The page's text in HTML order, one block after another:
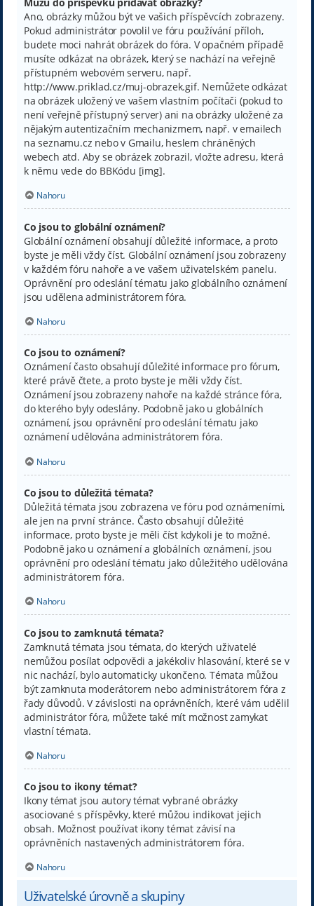
Ano, obrázky můžou být ve vašich příspěvcích zobrazeny.
Pokud administrátor povolil ve fóru používání příloh,
budete moci nahrát obrázek do fóra. V opačném případě
musíte odkázat na obrázek, který se nachází na veřejně
přístupném webovém serveru, např.
http://www.priklad.cz/muj-obrazek.gif. Nemůžete odkázat
na obrázek uložený ve vašem vlastním počítači (pokud to
není veřejně přístupný server) ani na obrázky uložené za
nějakým autentizačním mechanizmem, např. v emailech
na seznamu.cz nebo v Gmailu, heslem chráněných
webech atd. Aby se obrázek zobrazil, vložte adresu, která
k němu vede do BBKódu [img].
Nahoru
Co jsou to globální oznámení?
Globální oznámení obsahují důležité informace, a proto
byste je měli vždy číst. Globální oznámení jsou zobrazeny
v každém fóru nahoře a ve vašem uživatelském panelu.
Oprávnění pro odeslání tématu jako globálního oznámení
jsou udělena administrátorem fóra.
Nahoru
Co jsou to oznámení?
Oznámení často obsahují důležité informace pro fórum,
které právě čtete, a proto byste je měli vždy číst.
Oznámení jsou zobrazeny nahoře na každé stránce fóra,
do kterého byly odeslány. Podobně jako u globálních
oznámení, jsou oprávnění pro odeslání tématu jako
oznámení udělována administrátorem fóra.
Nahoru
Co jsou to důležitá témata?
Důležitá témata jsou zobrazena ve fóru pod oznámeními,
ale jen na první stránce. Často obsahují důležité
informace, proto byste je měli číst kdykoli je to možné.
Podobně jako u oznámení a globálních oznámení, jsou
oprávnění pro odeslání tématu jako důležitého udělována
administrátorem fóra.
Nahoru
Co jsou to zamknutá témata?
Zamknutá témata jsou témata, do kterých uživatelé
nemůžou posílat odpovědi a jakékoliv hlasování, které se v
nic nachází, bylo automaticky ukončeno. Témata můžou
být zamknuta moderátorem nebo administrátorem fóra z
řady důvodů. V závislosti na oprávněních, které vám udělil
administrátor fóra, můžete také mít možnost zamykat
vlastní témata.
Nahoru
Co jsou to ikony témat?
Ikony témat jsou autory témat vybrané obrázky
asociované s příspěvky, které můžou indikovat jejich
obsah. Možnost používat ikony témat závisí na
oprávněních nastavených administrátorem fóra.
Nahoru
Uživatelské úrovně a skupiny